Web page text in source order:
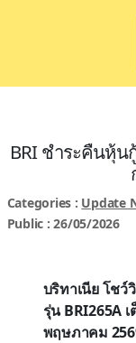
BRI ชำระคืนหุ้น
Categories : Update
Public : 26/05/2026
บริทาเนีย โช
รุ่นBRI265A
พฤษภาคม